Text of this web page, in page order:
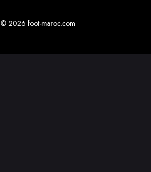
© 2026 foot-maroc.com